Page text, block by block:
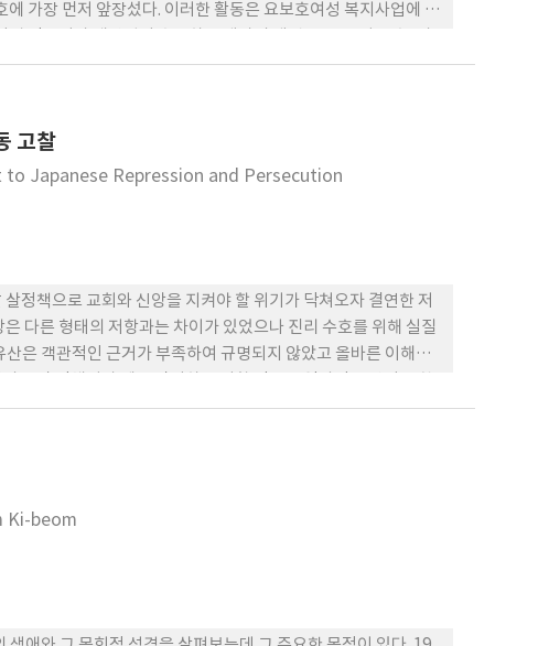
가장 먼저 앞장섰다. 이러한 활동은 요보호여성 복지사업에 있
한다. 결국 애란원의 설립과 성장은 기독교의 가치가 한국 사회
력을 대체하는 여성 인식의 새로운 기준으로 자리 잡은 사례
가진다고 할 수 있다.
고찰
Japanese Repression and Persecution
정책으로 교회와 신앙을 지켜야 할 위기가 닥쳐오자 결연한 저
다른 형태의 저항과는 차이가 있었으나 진리 수호를 위해 실질
은 객관적인 근거가 부족하여 규명되지 않았고 올바른 이해와
대한기독교회에 대한 역사 인식을 정립해야 할 것이다.
Ki-beom